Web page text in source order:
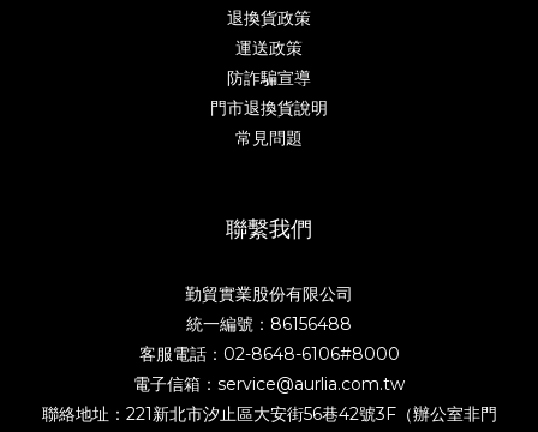
退換貨政策
運送政策
防詐騙宣導
門市退換貨說明
常見問題
聯繫我們
勤貿實業股份有限公司
統一編號：86156488
客服電話：02-8648-6106#8000
電子信箱：service@aurlia.com.tw
聯絡地址：221新北市汐止區大安街56巷42號3F（辦公室非門